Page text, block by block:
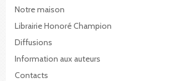
Notre maison
Librairie Honoré Champion
Diffusions
Information aux auteurs
Contacts